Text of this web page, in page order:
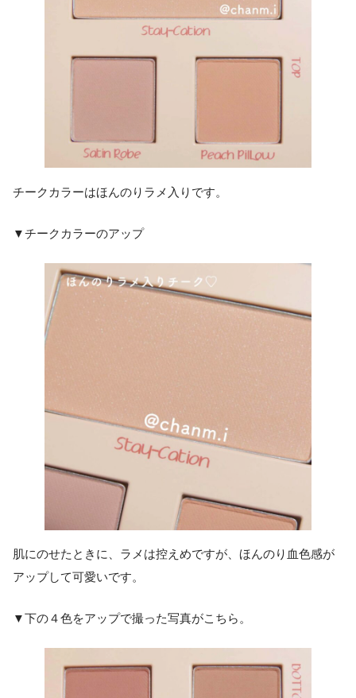
チークカラーはほんのりラメ入りです。
▼チークカラーのアップ
肌にのせたときに、ラメは控えめですが、ほんのり血色感が
アップして可愛いです。
▼下の４色をアップで撮った写真がこちら。